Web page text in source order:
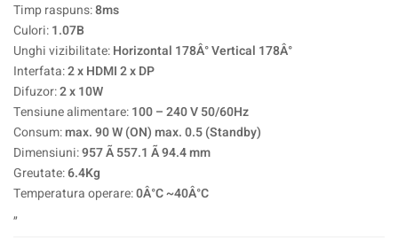
Timp raspuns:8ms
Culori:1.07B
Unghi vizibilitate:Horizontal 178Â° Vertical 178Â°
Interfata:2 x HDMI 2 x DP
Difuzor:2 x 10W
Tensiune alimentare:100 – 240 V 50/60Hz
Consum:max. 90 W (ON) max. 0.5 (Standby)
Dimensiuni:957 Ã 557.1 Ã 94.4 mm
Greutate:6.4Kg
Temperatura operare:0Â°C ~40Â°C
„